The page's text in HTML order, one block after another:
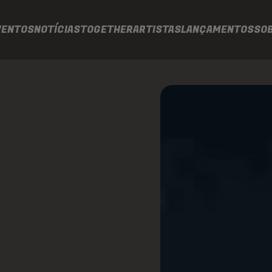
NOTÍCIASTOGETHERARTISTASLANÇAMENTOS